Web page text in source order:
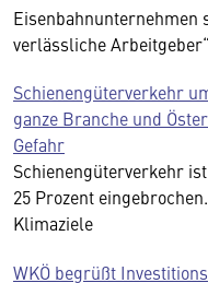
Eisenbahnunternehmen
verlässliche Arbeitgeber“
Schienengüterverkehr
ganze Branche und
Gefahr
Schienengüterverkehr
25 Prozent
Klimaziele
WKÖ begrüßt